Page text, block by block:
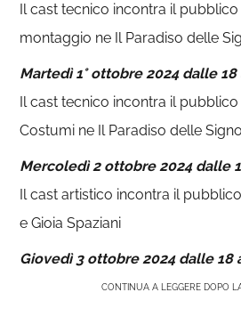
Il cast tecnico incontra il pubblico
montaggio ne Il Paradiso delle
Martedì 1° ottobre 2024 dalle
Il cast tecnico incontra il
Costumi ne Il Paradiso delle
Mercoledì 2 ottobre 2024 dalle
Il cast artistico incontra il
e Gioia Spaziani
Giovedì 3 ottobre 2024 dalle 18
CONTINUA A LEGGERE DOPO